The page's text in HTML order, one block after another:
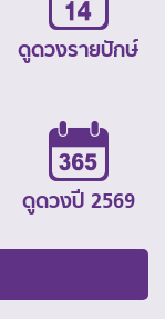
ดูดวงรายปักษ์
ดูดวงปี 2569